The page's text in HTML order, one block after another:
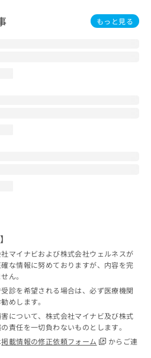
もっと見る
マイナビおよび株式会社ウェルネスが
な情報に努めておりますが、内容を完
ん。
診を希望される場合は、必ず医療機関
めします。
について、株式会社マイナビ及び株式
責任を一切負わないものとします。
掲載情報の修正依頼フォーム
からご連